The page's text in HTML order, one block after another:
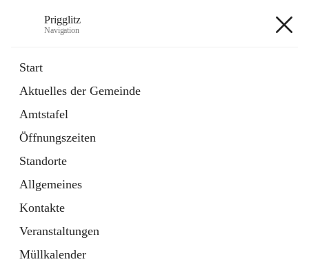
Prigglitz
Navigation
Start
Aktuelles der Gemeinde
Amtstafel
Öffnungszeiten
Standorte
Allgemeines
Kontakte
Veranstaltungen
Müllkalender
Externe Webseite
in
Tab
Gemeindezeitung
Ordner
öffnet
in
neuem
Tab